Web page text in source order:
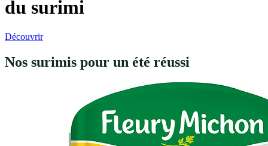
du surimi
Découvrir
Nos surimis pour un été réussi